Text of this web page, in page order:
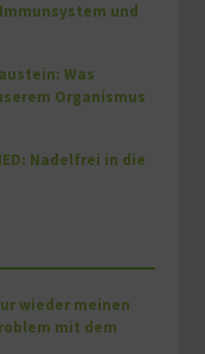
und
Was
Organismus
Nadelfrei in die
wieder meinen
mit dem